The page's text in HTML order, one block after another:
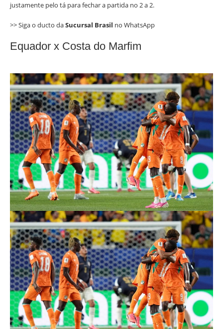
justamente pelo tá para fechar a partida no 2 a 2.
>> Siga o ducto daSucursal Brasil no WhatsApp
Equador x Costa do Marfim